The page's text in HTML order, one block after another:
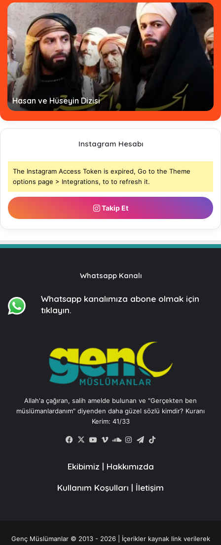
Hz. Ömer Dizisi Türkçe Altyazılı - Tamamı
Instagram Hesabı
The Instagram Access Token is expired, Go to the Theme
options page > Integrations, to to refresh it.
Takip Et
Whatsapp Kanalı
Whatsapp kanalımıza abone olmak için
tıklayın.
Allah'a çağıran, salih amelde bulunan ve "Gerçekten ben
müslümanlardanım" diyenden daha güzel sözlü kimdir? Kuranı
Kerim: 41/33
Facebook
X YouTube
VimeoSoundCloud
Instagram
Telegram
Ekibimiz | Hakkımızda
Kullanım Koşulları | İletişim
Genç Müslümanlar © 2013 - 2026 | İçerikler kaynak link verilerek